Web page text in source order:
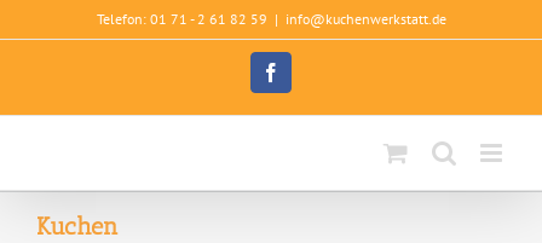
Inhalt
Telefon: 01 71 - 2 61 82 59 | info@kuchenwerkstatt.de
Facebook
Kuchen